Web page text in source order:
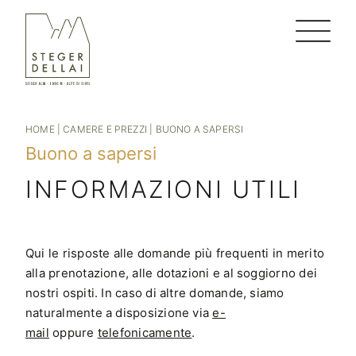
HOME|CAMERE E PREZZI BUONO A SAPERSI
Buono a sapersi
INFORMAZIONI UTILI
Qui le risposte alle domande più frequenti in merito
alla prenotazione, alle dotazioni e al soggiorno dei
nostri ospiti. In caso di altre domande, siamo
naturalmente a disposizione viae-
mail oppure telefonicamente.